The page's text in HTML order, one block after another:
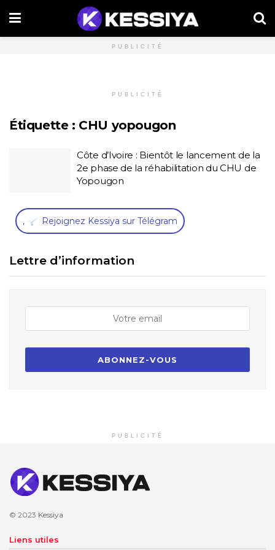
PUBLICITÉ
PUBLICITÉ
Étiquette : CHU yopougon
Côte d’Ivoire : Bientôt le lancement de la
2e phase de la réhabilitation du CHU de
Yopougon
, Rejoignez Kessiya sur Télégram
Lettre d’information
PUBLICITÉ
© 2023 Kessiya
Liens utiles